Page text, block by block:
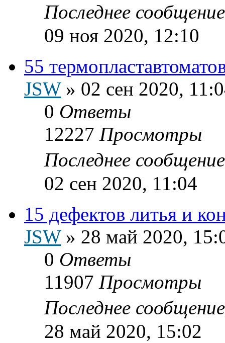
Последнее
09 ноя 2020, 12:10
55
JSW» 02 сен 2020,
0 Ответы
12227 Просмотры
Последнее
02 сен 2020, 11:04
15 дефектов литья и
JSW» 28 май 2020,
0 Ответы
11907 Просмотры
Последнее
28 май 2020, 15:02